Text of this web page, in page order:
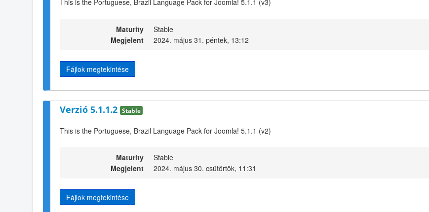
This is the Portuguese, Brazil Language Pack for Joomla! 5.1.1 (v3)
Maturity
Stable
Megjelent
2024. május 31. péntek, 13:12
Fájlok megtekintése
Verzió 5.1.1.2 Stable
This is the Portuguese, Brazil Language Pack for Joomla! 5.1.1 (v2)
Maturity
Stable
Megjelent
2024. május 30. csütörtök, 11:31
Fájlok megtekintése